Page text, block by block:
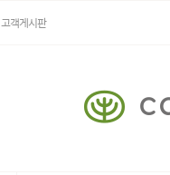
고객게시판